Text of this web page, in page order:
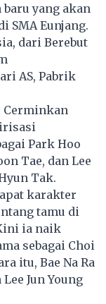
yang akan
SMA Eunjang.
dari Berebut
AS, Pabrik
Cerminkan
Park Hoo
Tae, dan Lee
Tak.
karakter
tamu di
ia naik
sebagai Choi
itu, Bae Na Ra
Jun Young